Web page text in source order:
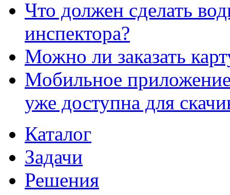
Что должен сделать
инспектора?
Можно ли заказать
Мобильное
уже доступна для
Каталог
Задачи
Решения